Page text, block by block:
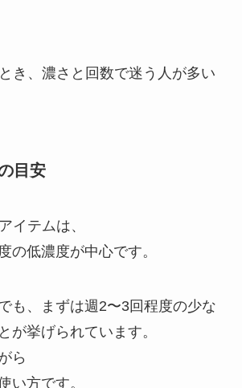
き、濃さと回数で迷う人が多い
目安
イテムは、
の低濃度が中心です。
も、まずは週2〜3回程度の少な
が挙げられています。
ら
い方です。